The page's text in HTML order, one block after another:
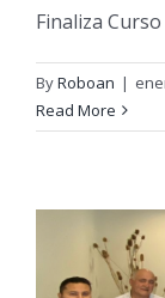
Finaliza
ByRoboan |
Read More